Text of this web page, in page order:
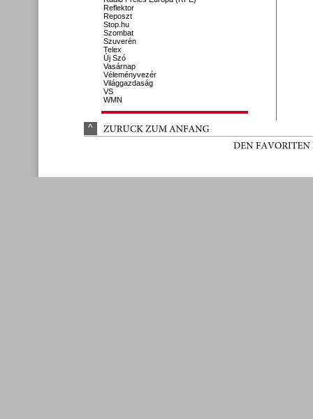
Reflektor
Reposzt
Stop.hu
Szombat
Szuverén
Telex
Új Szó
Vasárnap
Véleményvezér
Világgazdaság
VS
WMN
^ ZURÜCK ZUM ANFANG
DEN FAVORITEN